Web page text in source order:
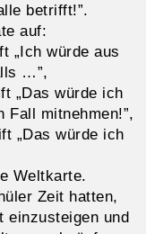
betrifft!”.
auf:
„Ich würde aus
…”,
„Das würde ich
Fall mitnehmen!”,
„Das würde ich
Weltkarte.
Zeit hatten,
einzusteigen und